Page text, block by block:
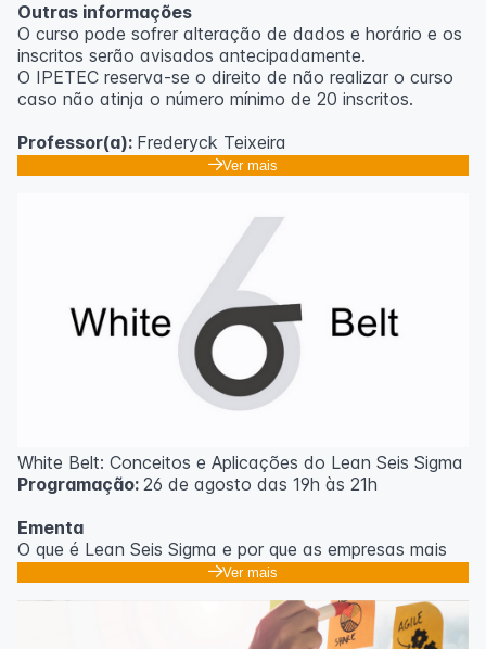
Outras informações
O curso pode sofrer alteração de dados e horário e os
inscritos serão avisados ​​antecipadamente.
O IPETEC reserva-se o direito de não realizar o curso
caso não atinja o número mínimo de 20 inscritos.
Professor(a): Frederyck Teixeira
Ver mais
White Belt: Conceitos e Aplicações do Lean Seis Sigma
Programação: 26 de agosto das 19h às 21h
Ementa
O que é Lean Seis Sigma e por que as empresas mais
eficientes do mundo usam;
Introdução ao DMAIC: o roteiro para resolver
Ver mais